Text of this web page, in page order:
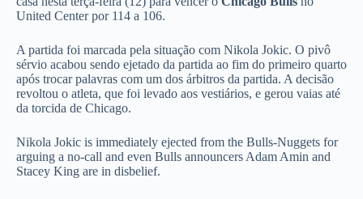
United Center por 114 a 106.
A partida foi marcada pela situação com Nikola Jokic. O pivô
sérvio acabou sendo ejetado da partida ao fim do primeiro quarto
após trocar palavras com um dos árbitros da partida. A decisão
revoltou o atleta, que foi levado aos vestiários, e gerou vaias até
da torcida de Chicago.
Nikola Jokic is immediately ejected from the Bulls-Nuggets for
arguing a no-call and even Bulls announcers Adam Amin and
Stacey King are in disbelief.